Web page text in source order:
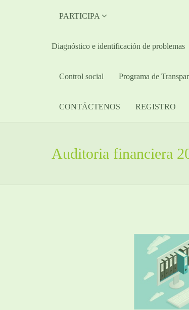
PARTICIPA
Diagnóstico e identificación de problemas
Control social Programa de
CONTÁCTENOS REGISTRO
Auditoria financiera